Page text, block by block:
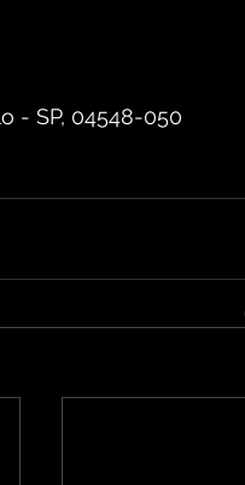
- SP, 04548-050